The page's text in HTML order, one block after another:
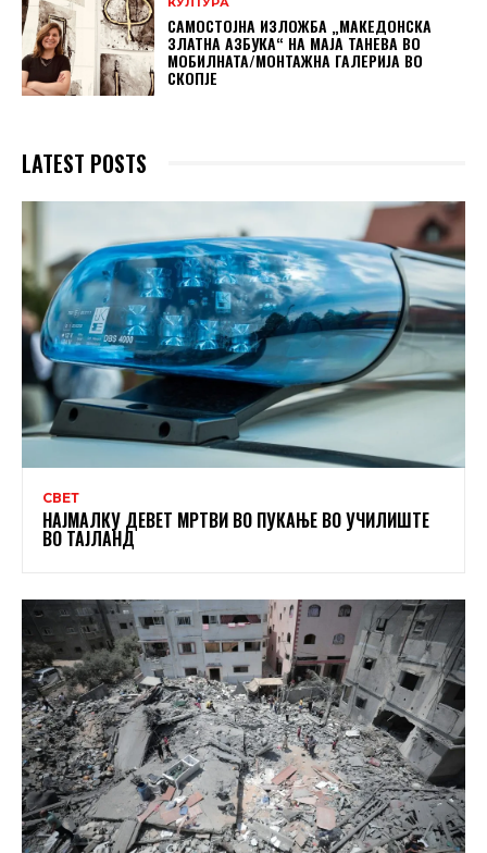
САМОСТОЈНА ИЗЛОЖБА „МАКЕДОНСКА
ЗЛАТНА АЗБУКА“ НА МAЈА ТАНЕВА ВО
МОБИЛНАТА/МОНТАЖНА ГАЛЕРИЈА ВО
СКОПЈЕ
LATEST POSTS
СВЕТ
НАЈМАЛКУ ДЕВЕТ МРТВИ ВО ПУКАЊЕ ВО УЧИЛИШТЕ
ВО ТАЈЛАНД